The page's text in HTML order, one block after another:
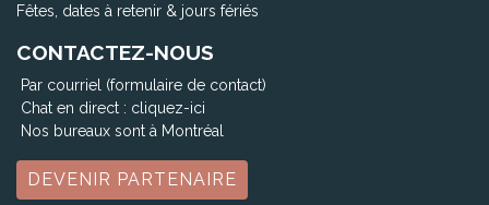
Fêtes, dates à retenir & jours fériés
CONTACTEZ-NOUS
Par courriel (formulaire de contact)
Chat en direct : cliquez-ici
Nos bureaux sont à Montréal
DEVENIR PARTENAIRE